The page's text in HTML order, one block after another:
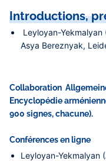
Introductions,
Leyloyan-
Asya Bereznyak,
Collaboration
Encyclopédie
900 signes, chacune).
Conférences en ligne
Leyloyan-Yekmalyan